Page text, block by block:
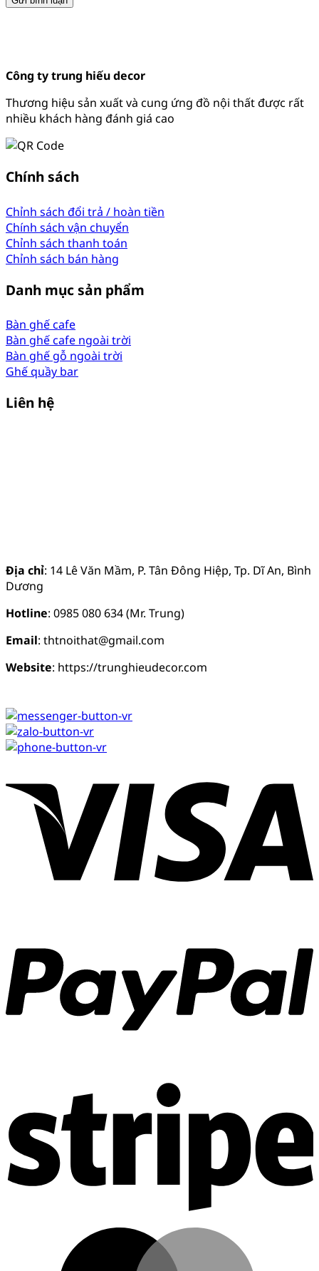
Công ty trung hiếu decor
Thương hiệu sản xuất và cung ứng đồ nội thất được rất
nhiều khách hàng đánh giá cao
Chính sách
Chỉnh sách đổi trả / hoàn tiền
Chính sách vận chuyển
Chỉnh sách thanh toán
Chỉnh sách bán hàng
Danh mục sản phẩm
Bàn ghế cafe
Bàn ghế cafe ngoài trời
Bàn ghế gỗ ngoài trời
Ghế quầy bar
Liên hệ
Địa chỉ: 14 Lê Văn Mầm, P. Tân Đông Hiệp, Tp. Dĩ An, Bình
Dương
Hotline: 0985 080 634 (Mr. Trung)
Email: thtnoithat@gmail.com
Website: https://trunghieudecor.com